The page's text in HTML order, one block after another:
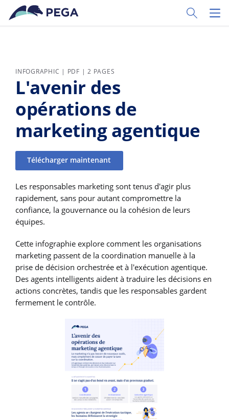
Passer directement au contenu principal
Toggle
INFOGRAPHIC | PDF | 2 PAGES
L'avenir des
opérations de
marketing agentique
Télécharger maintenant
Les responsables marketing sont tenus d'agir plus
rapidement, sans pour autant compromettre la
confiance, la gouvernance ou la cohésion de leurs
équipes.
Cette infographie explore comment les organisations
marketing passent de la coordination manuelle à la
prise de décision orchestrée et à l'exécution agentique.
Des agents intelligents aident à traduire les décisions en
actions concrètes, tandis que les responsables gardent
fermement le contrôle.